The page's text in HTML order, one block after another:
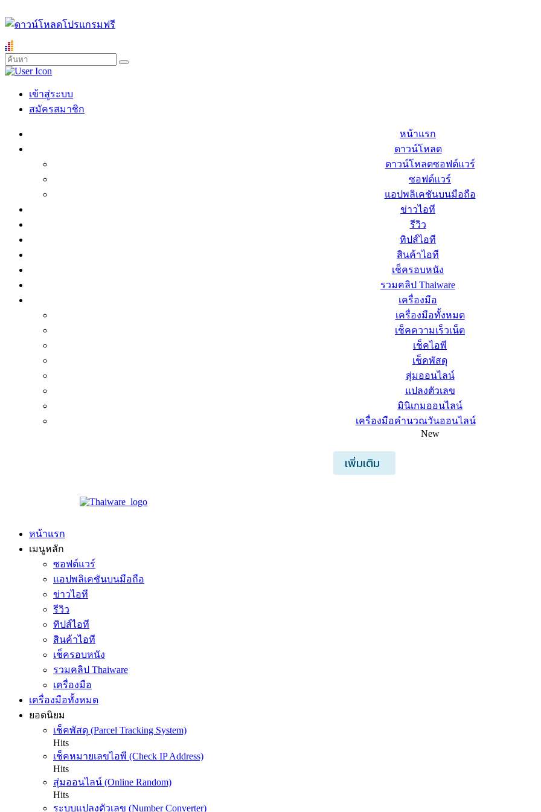
เข้าสู่ระบบ
สมัครสมาชิก
หน้าแรก
ดาวน์โหลด
ดาวน์โหลดซอฟต์แวร์
ซอฟต์แวร์
แอปพลิเคชันบนมือถือ
ข่าวไอที
รีวิว
ทิปส์ไอที
สินค้าไอที
เช็ครอบหนัง
รวมคลิป Thaiware
เครื่องมือ
เครื่องมือทั้งหมด
เช็คความเร็วเน็ต
เช็คไอพี
เช็คพัสดุ
สุ่มออนไลน์
แปลงตัวเลข
มินิเกมออนไลน์
เครื่องมือคำนวณวันออนไลน์
New
เพิ่มเติม
หน้าแรก
เมนูหลัก
ซอฟต์แวร์
แอปพลิเคชันบนมือถือ
ข่าวไอที
รีวิว
ทิปส์ไอที
สินค้าไอที
เช็ครอบหนัง
รวมคลิป Thaiware
เครื่องมือ
เครื่องมือทั้งหมด
ยอดนิยม
เช็คพัสดุ (Parcel Tracking System)
Hits
เช็คหมายเลขไอพี (Check IP Address)
Hits
สุ่มออนไลน์ (Online Random)
Hits
ระบบแปลงตัวเลข (Number Converter)